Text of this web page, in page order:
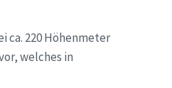
ca. 220 Höhenmeter
welches in